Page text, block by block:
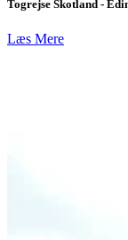
Togrejse Skotland -
Læs Mere